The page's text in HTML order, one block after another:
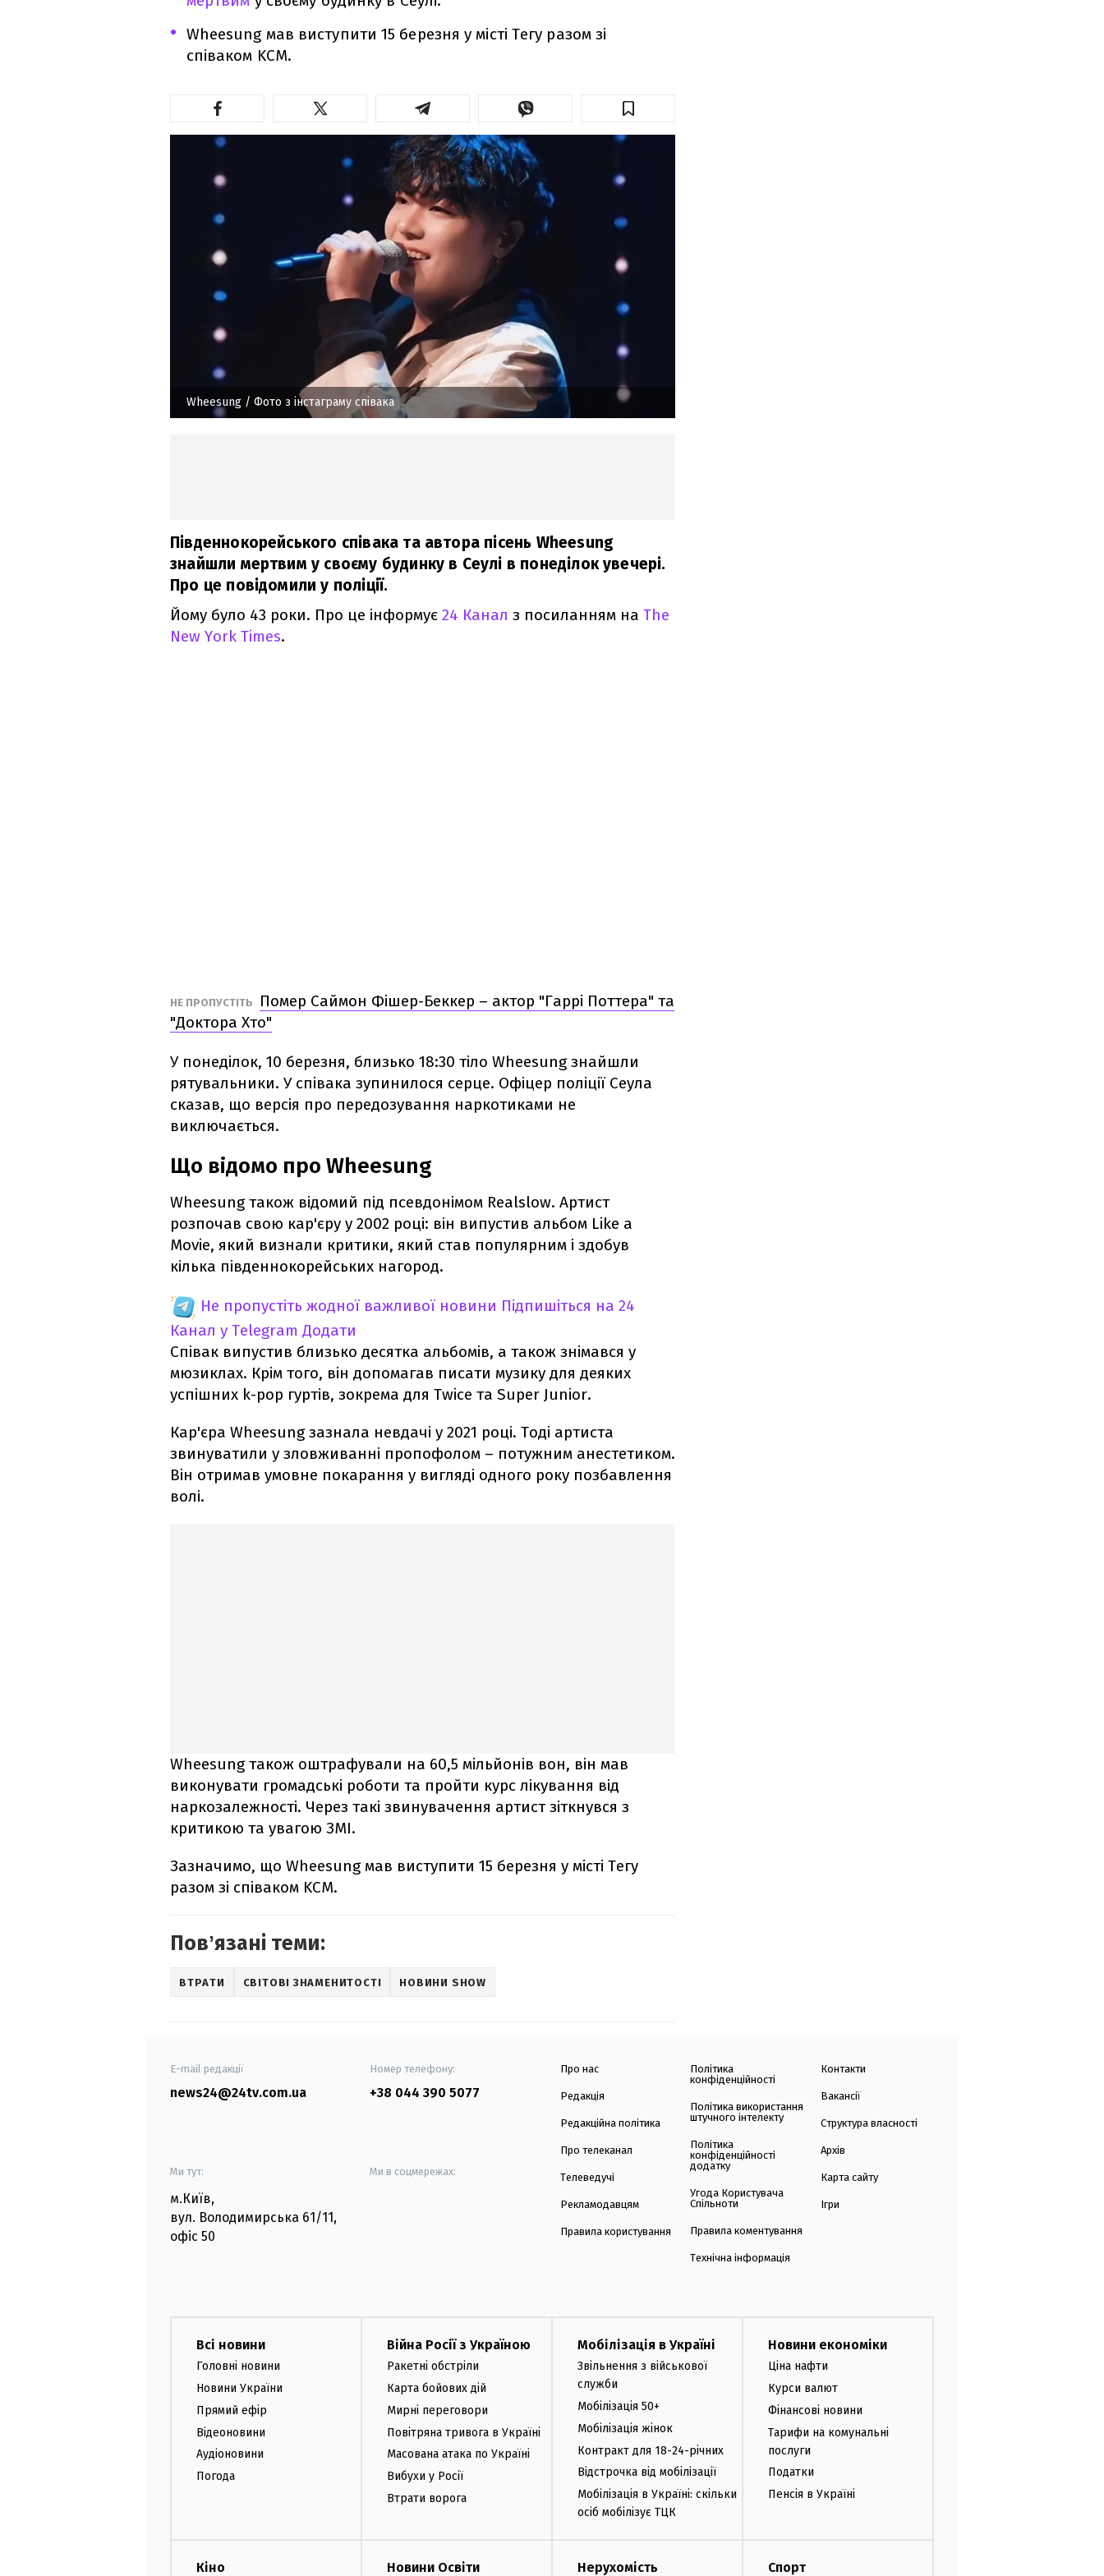
Wheesung мав виступити 15 березня у місті Тегу разом зі
співаком KCM.
Wheesung / Фото з інстаграму співака
Південнокорейського співака та автора пісень Wheesung
знайшли мертвим у своєму будинку в Сеулі в понеділок увечері.
Про це повідомили у поліції.
Йому було 43 роки. Про це інформує 24 Канал з посиланням на The
New York Times.
НЕ ПРОПУСТІТЬ
Помер Саймон Фішер-Беккер – актор "Гаррі Поттера" та
"Доктора Хто"
У понеділок, 10 березня, близько 18:30 тіло Wheesung знайшли
рятувальники. У співака зупинилося серце. Офіцер поліції Сеула
сказав, що версія про передозування наркотиками не
виключається.
Що відомо про Wheesung
Wheesung також відомий під псевдонімом Realslow. Артист
розпочав свою кар'єру у 2002 році: він випустив альбом Like a
Movie, який визнали критики, який став популярним і здобув
кілька південнокорейських нагород.
Не пропустіть жодної важливої новини Підпишіться на 24
Канал у Telegram Додати
Співак випустив близько десятка альбомів, а також знімався у
мюзиклах. Крім того, він допомагав писати музику для деяких
успішних k-pop гуртів, зокрема для Twice та Super Junior.
Кар'єра Wheesung зазнала невдачі у 2021 році. Тоді артиста
звинуватили у зловживанні пропофолом – потужним анестетиком.
Він отримав умовне покарання у вигляді одного року позбавлення
волі.
Wheesung також оштрафували на 60,5 мільйонів вон, він мав
виконувати громадські роботи та пройти курс лікування від
наркозалежності. Через такі звинувачення артист зіткнувся з
критикою та увагою ЗМІ.
Зазначимо, що Wheesung мав виступити 15 березня у місті Тегу
разом зі співаком KCM.
Повʼязані теми:
ВТРАТИ СВІТОВІ ЗНАМЕНИТОСТІ НОВИНИ SHOW
E-mail редакції
news24@24tv.com.ua
Номер телефону:
+38 044 390 5077
Ми тут:
м.Київ,
вул. Володимирська 61/11,
офіс 50
Ми в соцмережах:
Про нас
Редакція
Редакційна політика
Про телеканал
Телеведучі
Рекламодавцям
Правила користування
Політика
конфіденційності
Політика використання
штучного інтелекту
Політика
конфіденційності
додатку
Угода Користувача
Спільноти
Правила коментування
Технічна інформація
Контакти
Вакансії
Структура власності
Архів
Карта сайту
Ігри
Всі новини
Головні новини
Новини України
Прямий ефір
Відеоновини
Аудіоновини
Погода
Війна Росії з Україною
Ракетні обстріли
Карта бойових дій
Мирні переговори
Повітряна тривога в Україні
Масована атака по Україні
Вибухи у Росії
Втрати ворога
Мобілізація в Україні
Звільнення з військової
служби
Мобілізація 50+
Мобілізація жінок
Контракт для 18-24-річних
Відстрочка від мобілізації
Мобілізація в Україні: скільки
осіб мобілізує ТЦК
Новини економіки
Ціна нафти
Курси валют
Фінансові новини
Тарифи на комунальні
послуги
Податки
Пенсія в Україні
Кіно Новини Освіти Нерухомість Спорт